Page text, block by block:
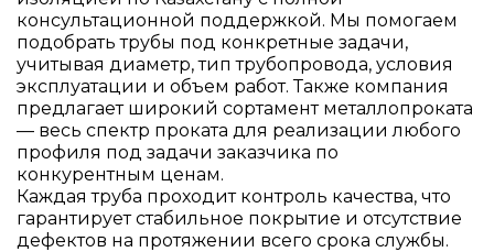
консультационной поддержкой. Мы помогаем
подобрать трубы под конкретные задачи,
учитывая диаметр, тип трубопровода, условия
эксплуатации и объем работ. Также компания
предлагает широкий сортамент металлопроката
— весь спектр проката для реализации любого
профиля под задачи заказчика по
конкурентным ценам.
Каждая труба проходит контроль качества, что
гарантирует стабильное покрытие и отсутствие
дефектов на протяжении всего срока службы.